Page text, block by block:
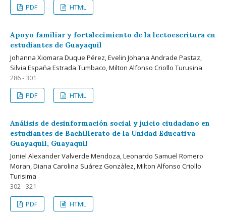
PDF
HTML
Apoyo familiar y fortalecimiento de la lectoescritura en
estudiantes de Guayaquil
Johanna Xiomara Duque Pérez, Evelin Johana Andrade Pastaz,
Silvia España Estrada Tumbaco, Milton Alfonso Criollo Turusina
286 - 301
PDF
HTML
Análisis de desinformación social y juicio ciudadano en
estudiantes de Bachillerato de la Unidad Educativa
Guayaquil, Guayaquil
Joniel Alexander Valverde Mendoza, Leonardo Samuel Romero
Moran, Diana Carolina Suárez Gonzàlez, Milton Alfonso Criollo
Turisima
302 - 321
PDF
HTML